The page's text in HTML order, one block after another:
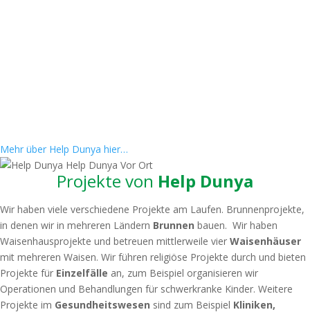
Mehr über Help Dunya hier…
Projekte von Help Dunya
Wir haben viele verschiedene Projekte am Laufen. Brunnenprojekte,
in denen wir in mehreren Ländern Brunnen bauen. Wir haben
Waisenhausprojekte und betreuen mittlerweile vier Waisenhäuser
mit mehreren Waisen. Wir führen religiöse Projekte durch und bieten
Projekte für Einzelfälle an, zum Beispiel organisieren wir
Operationen und Behandlungen für schwerkranke Kinder. Weitere
Projekte im Gesundheitswesen sind zum Beispiel Kliniken,